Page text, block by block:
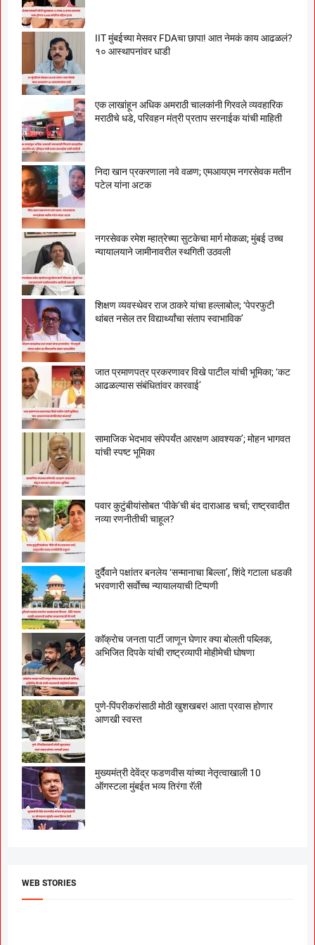
IIT मुंबईच्या मेसवर FDAचा छापा! आत नेमकं काय आढळलं?
१० आस्थापनांवर धाडी
एक लाखांहून अधिक अमराठी चालकांनी गिरवले व्यवहारिक
मराठीचे धडे, परिवहन मंत्री प्रताप सरनाईक यांची माहिती
निदा खान प्रकरणाला नवे वळण; एमआयएम नगरसेवक मतीन
पटेल यांना अटक
नगरसेवक रमेश म्हात्रेच्या सुटकेचा मार्ग मोकळा; मुंबई उच्च
न्यायालयाने जामीनावरील स्थगिती उठवली
शिक्षण व्यवस्थेवर राज ठाकरे यांचा हल्लाबोल; ‘पेपरफुटी
थांबत नसेल तर विद्यार्थ्यांचा संताप स्वाभाविक’
जात प्रमाणपत्र प्रकरणावर विखे पाटील यांची भूमिका; ‘कट
आढळल्यास संबंधितांवर कारवाई’
सामाजिक भेदभाव संपेपर्यंत आरक्षण आवश्यक’; मोहन भागवत
यांची स्पष्ट भूमिका
पवार कुटुंबीयांसोबत ‘पीके’ची बंद दाराआड चर्चा; राष्ट्रवादीत
नव्या रणनीतीची चाहूल?
दुर्दैवाने पक्षांतर बनलेय ‘सन्मानाचा बिल्ला’, शिंदे गटाला धडकी
भरवणारी सर्वाेच्च न्यायालयाची टिप्पणी
काॅक्राेच जनता पार्टी जाणून घेणार क्या बाेलती पब्लिक,
अभिजित दिपके यांची राष्ट्रव्यापी माेहीमेची घाेषणा
पुणे-पिंपरीकरांसाठी मोठी खुशखबर! आता प्रवास होणार
आणखी स्वस्त
मुख्यमंत्री देवेंद्र फडणवीस यांच्या नेतृत्वाखाली 10
ऑगस्टला मुंबईत भव्य तिरंगा रॅली
WEB STORIES